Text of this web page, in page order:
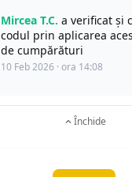
Mircea T.C. a verificat și
codul prin aplicarea
de cumpărături
10 Feb 2026 · ora 14:08
Închide